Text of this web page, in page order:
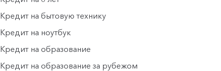
Кредит на бытовую технику
Кредит на ноутбук
Кредит на образование
Кредит на образование за рубежом